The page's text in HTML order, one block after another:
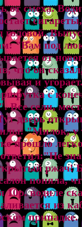
от смеха.
сигареты,
головой.
"Вам под
от
что он
и
с
Все сели,
дверь
"Милок, у
прошло
ржач!
поняла,
водиле
из
припадке.